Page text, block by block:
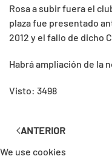
Rosa a subir fuera el
plaza fue presentado
2012 y el fallo de dicho
Habrá ampliación de la
Visto: 3498
ANTERIOR
We use cookies